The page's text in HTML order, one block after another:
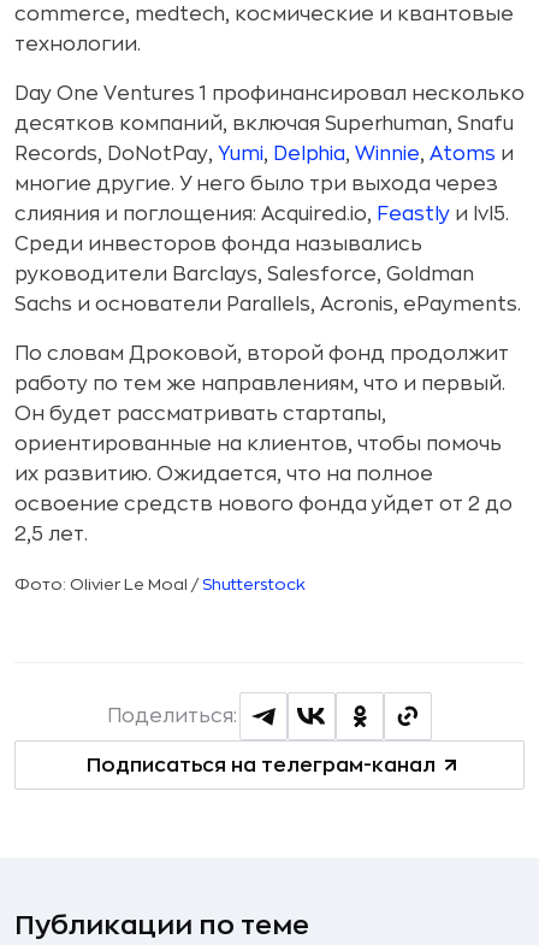
commerce, medtech, космические и квантовые
технологии.
Day One Ventures 1 профинансировал несколько
десятков компаний, включая Superhuman, Snafu
Records, DoNotPay, Yumi, Delphia, Winnie, Atoms и
многие другие. У него было три выхода через
слияния и поглощения: Acquired.io, Feastly и lvl5.
Среди инвесторов фонда назывались
руководители Barclays, Salesforce, Goldman
Sachs и основатели Parallels, Acronis, ePayments.
По словам Дроковой, второй фонд продолжит
работу по тем же направлениям, что и первый.
Он будет рассматривать стартапы,
ориентированные на клиентов, чтобы помочь
их развитию. Ожидается, что на полное
освоение средств нового фонда уйдет от 2 до
2,5 лет.
Фото: Olivier Le Moal / Shutterstock
Подписаться на телеграм-канал
Поделиться:
Публикации по теме